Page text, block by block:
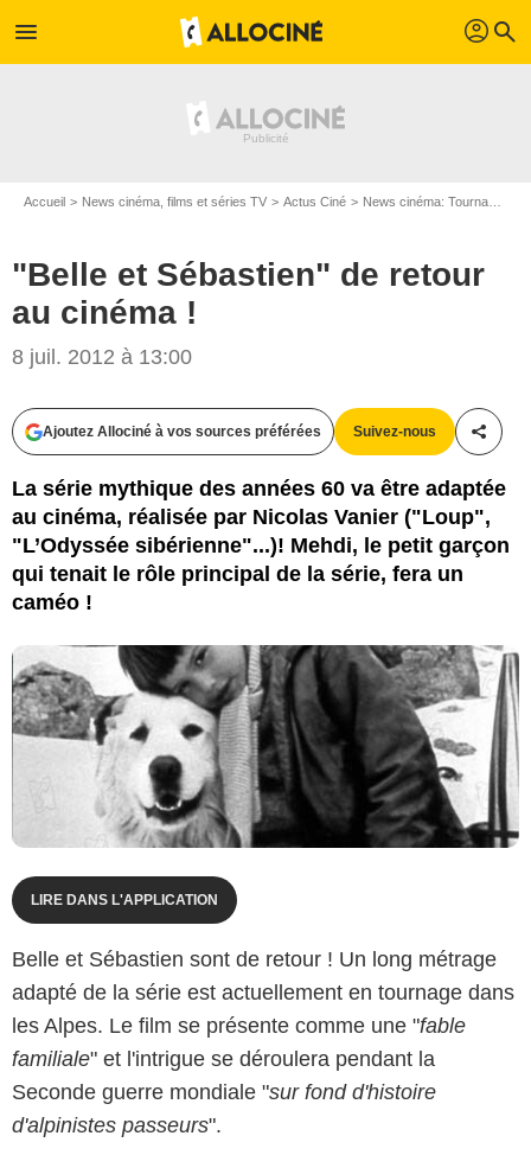
menu profil search
Accueil News cinéma, films et séries TV Actus Ciné News cinéma: Tournages
"Belle et Sébastien" de retour
au cinéma !
8 juil. 2012 à 13:00
Ajoutez Allociné à vos sources préférées Suivez-nous
La série mythique des années 60 va être adaptée
au cinéma, réalisée par Nicolas Vanier ("Loup",
"L’Odyssée sibérienne"...)! Mehdi, le petit garçon
qui tenait le rôle principal de la série, fera un
caméo !
LIRE DANS L'APPLICATION
Belle et Sébastien sont de retour ! Un long métrage
adapté de la série est actuellement en tournage dans
les Alpes. Le film se présente comme une "fable
familiale" et l'intrigue se déroulera pendant la
Seconde guerre mondiale "sur fond d'histoire
d'alpinistes passeurs".